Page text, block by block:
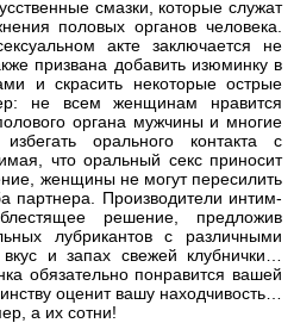
смазки, которые служат
половых органов человека.
акте заключается не
призвана добавить изюминку в
и скрасить некоторые острые
не всем женщинам нравится
органа мужчины и многие
орального контакта с
что оральный секс приносит
женщины не могут пересилить
партнера. Производители интим-
решение, предложив
лубрикантов с различными
и запах свежей клубнички…
обязательно понравится вашей
оценит вашу находчивость…
а их сотни!